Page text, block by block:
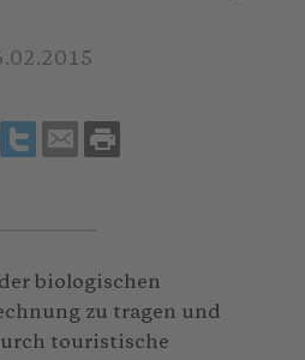
biologischen
zu tragen und
touristische